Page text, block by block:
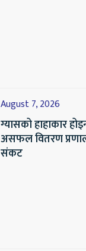
August 7, 2026
ग्यासको हाहाकार
असफल वितरण
संकट